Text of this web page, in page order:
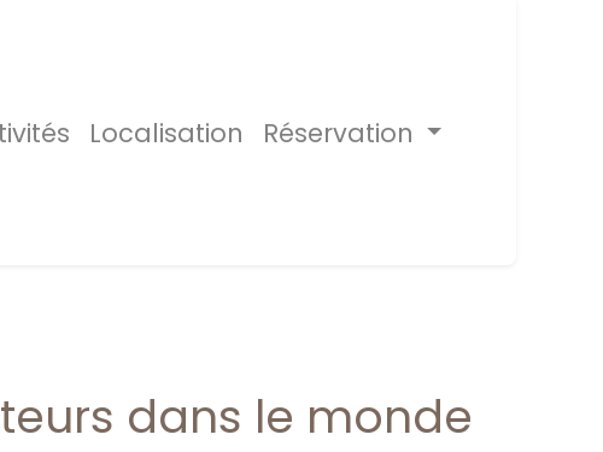
Localisation Réservation
dans le monde